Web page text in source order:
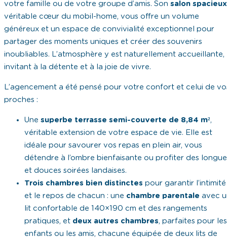
votre famille ou de votre groupe d’amis. Son salon spacieux
véritable cœur du mobil-home, vous offre un volume
généreux et un espace de convivialité exceptionnel pour
partager des moments uniques et créer des souvenirs
inoubliables. L’atmosphère y est naturellement accueillante,
invitant à la détente et à la joie de vivre.
L’agencement a été pensé pour votre confort et celui de
proches :
Une superbe terrasse semi-couverte de 8,84 m²,
véritable extension de votre espace de vie. Elle est
idéale pour savourer vos repas en plein air, vous
détendre à l’ombre bienfaisante ou profiter des
et douces soirées landaises.
Trois chambres bien distinctes pour garantir l’intimité
et le repos de chacun : une chambre parentale avec
lit confortable de 140×190 cm et des rangements
pratiques, et deux autres chambres, parfaites pour les
enfants ou les amis, chacune équipée de deux lits de